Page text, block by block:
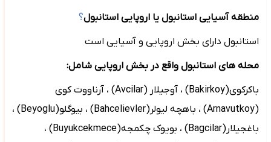
منطقه آسیایی استانبول یا اروپایی استانبول ؟
استانبول دارای بخش اروپایی و آسیایی است
محله های استانبول واقع در بخش اروپایی شامل:
باکرکوی(Bakirkoy) ، آوجیلار ( Avcilar) ، آرناووت کوی
Arnavutkoy) ، باهچه لیولر(Bahcelievler) ، بیوگلو(Beyoglu) ،
باغجیلار(Bagcilar) ، بویوک چکمجه(Buyukcekmece) ،